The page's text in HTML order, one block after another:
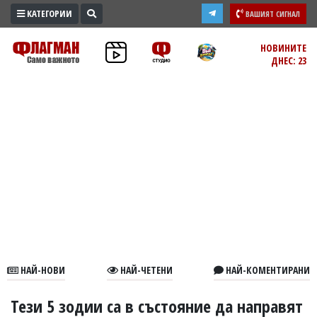
ПРОМО
ЗОНА
В
КАТЕГОРИИ ВАШИЯТ СИГНАЛ
НОВИНИТЕ
ДНЕС: 23
НАЙ-НОВИ НАЙ-ЧЕТЕНИ НАЙ-КОМЕНТИРАНИ
Тези 5 зодии са в състояние да направят